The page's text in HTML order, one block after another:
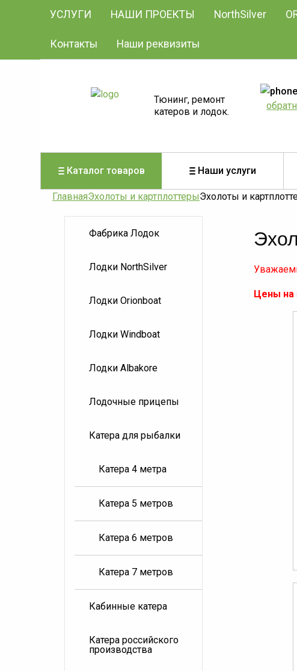
УСЛУГИ НАШИ ПРОЕКТЫ NorthSilver
Контакты Наши реквизиты
Тюнинг, ремонт
катеров и лодок.
Каталог товаров Наши услуги
ГлавнаяЭхолоты и картплоттерыЭхолоты и
Фабрика Лодок
Лодки NorthSilver
Лодки Orionboat
Лодки Windboat
Лодки Albakore
Лодочные прицепы
Катера для рыбалки
Катера 4 метра
Катера 5 метров
Катера 6 метров
Катера 7 метров
Кабинные катера
Катера российского
производства
Цены на